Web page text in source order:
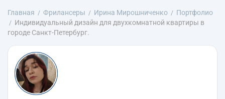
Главная Фрилансеры Ирина Мирошниченко
Портфолио
Индивидуальный дизайн для двухкомнатной квартиры в
городе Санкт-Петербург.